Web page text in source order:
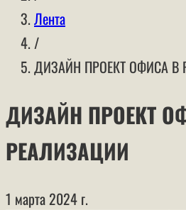
Лента
/
ДИЗАЙН ПРОЕКТ ОФИСА В
ДИЗАЙН ПРОЕКТ
РЕАЛИЗАЦИИ
1 марта 2024 г.